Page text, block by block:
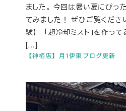
【神栖店】月1伊東ブログ更新
ました。 今回は暑い夏にぴっ
てみました！ ぜひご覧くださ
験】 「超冷却ミスト」を作っ
[…]